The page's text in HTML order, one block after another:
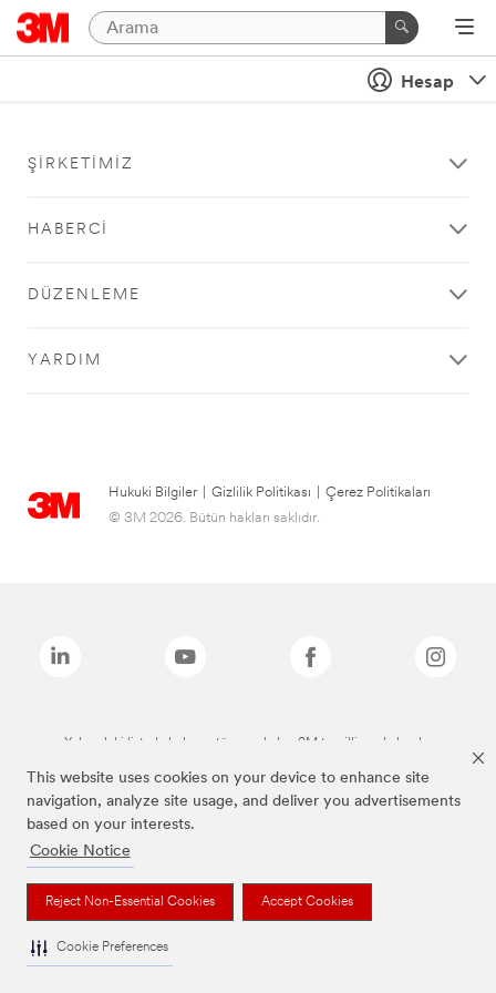
This website uses cookies on your device to enhance site
navigation, analyze site usage, and deliver you advertisements
based on your interests.
Cookie Notice
Reject Non-Essential Cookies Accept Cookies
Cookie Preferences
Hesap
ŞIRKETIMIZ
HABERCI
DÜZENLEME
YARDIM
Hukuki Bilgiler Gizlilik Politikası
Çerez Politikaları
© 3M 2026. Bütün hakları saklıdır.
Yukarıdaki listede bulunan tüm markalar, 3M tescilli markalarıdır.